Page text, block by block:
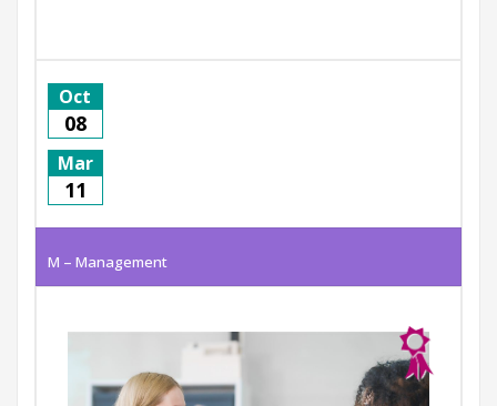
08
Oct
11
Mar
M – Management